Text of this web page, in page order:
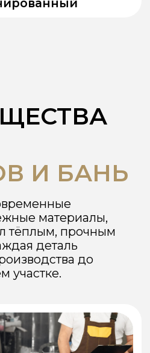
на каждом
и с